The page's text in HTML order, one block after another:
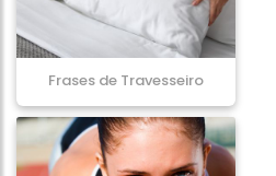
Frases de Travesseiro